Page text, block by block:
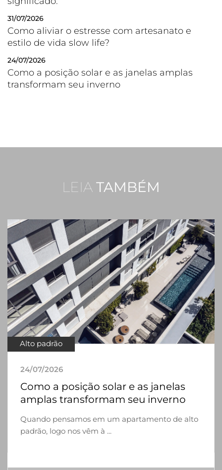
31/07/2026
Como aliviar o estresse com artesanato e
estilo de vida slow life?
24/07/2026
Como a posição solar e as janelas amplas
transformam seu inverno
LEIA TAMBÉM
Alto padrão
24/07/2026
Como a posição solar e as janelas
amplas transformam seu inverno
Quando pensamos em um apartamento de alto
padrão, logo nos vêm à ...